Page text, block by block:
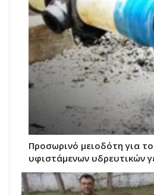
Προσωρινό μειοδότη για
υφιστάμενων υδρευτικών